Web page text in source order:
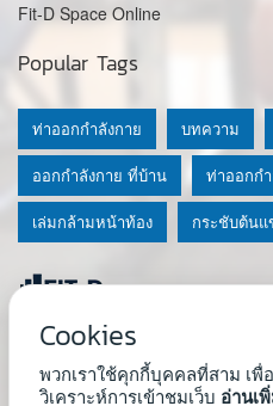
Fit-D Space Online
© 2020 Fit-D.com & Fit-D Finess
About Us | นโยบายความเป็นส่วน
Popular Tags
ท่าออกกำลังกาย บทความ
ออกกำลังกาย ที่บ้าน ท่าออกก
เล่มกล้ามหน้าท้อง กระชับต้น
Cookies
พวกเราใช้คุกกี้บุคคลที่สาม เพื่
วิเคราะห์การเข้าชมเว็บ อ่านเ